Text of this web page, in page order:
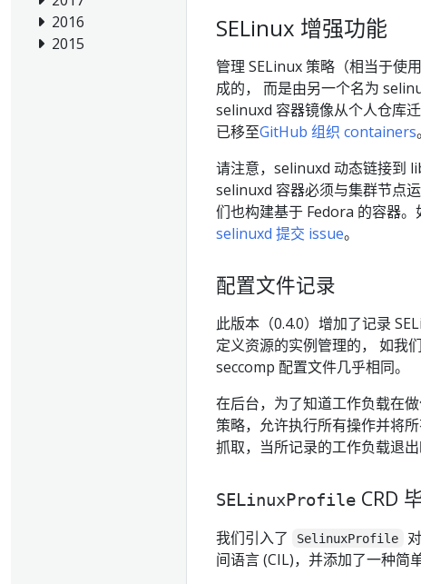
2016
2015
SELinux 增强功能
管理 SELinux 策略（相当于使
成的， 而是由另一个名为
selinuxd 容器镜像从个人仓库
已移至GitHub 组织 containers。
请注意，selinuxd 动态链接到
selinuxd 容器必须与集群节点
们也构建基于 Fedora 的容器
selinuxd 提交 issue。
配置文件记录
此版本（0.4.0）增加了记录
定义资源的实例管理的， 如我
seccomp 配置文件几乎相同。
在后台，为了知道工作负载在
策略，允许执行所有操作并将
抓取，当所记录的工作负载退出
SELinuxProfile CRD
我们引入了 SelinuxProfile
间语言 (CIL)，并添加了一种简